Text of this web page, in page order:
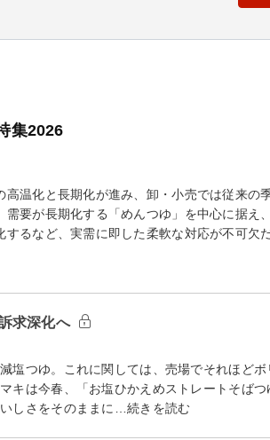
集2026
温化と長期化が進み、卸・小売では従来の
需要が長期化する「めんつゆ」を中心に据え
するなど、実需に即した柔軟な対応が不可欠
求深化へ
塩つゆ。これに関しては、売場でそれほど
キは今春、「お塩ひかえめストレートそば
しさをそのままに…続きを読む